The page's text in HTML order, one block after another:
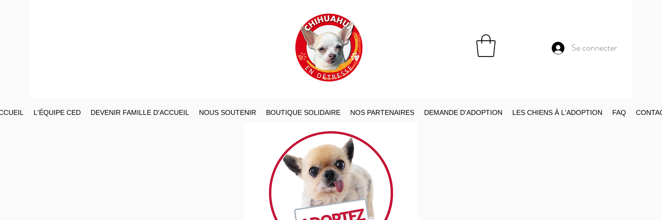
Se connecter
L'ÉQUIPE CED DEVENIR FAMILLE D'ACCUEIL NOUS SOUTENIR BOUTIQUE SOLIDAIRE NOS PARTENAIRES DEMANDE D'ADOPTION LES CHIENS À L'ADOPTION FAQ